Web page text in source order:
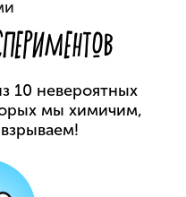
10 невероятных
мы химичим,